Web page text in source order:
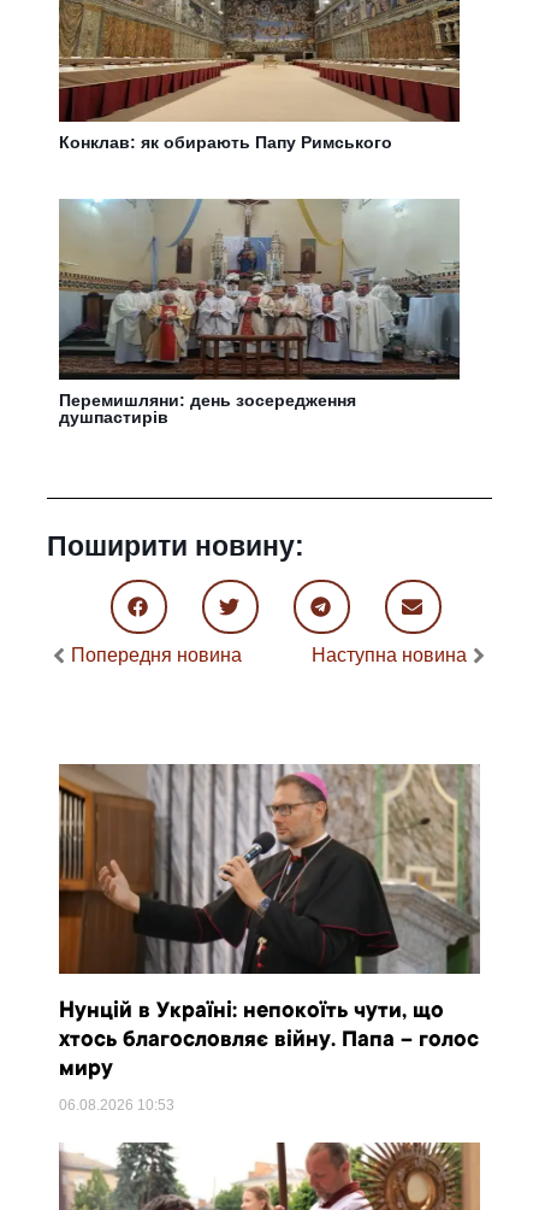
Конклав: як обирають Папу Римського
Перемишляни: день зосередження
душпастирів
Поширити новину:
Попередня новина Наступна новина
Нунцій в Україні: непокоїть чути, що
хтось благословляє війну. Папа – голос
миру
06.08.2026 10:53